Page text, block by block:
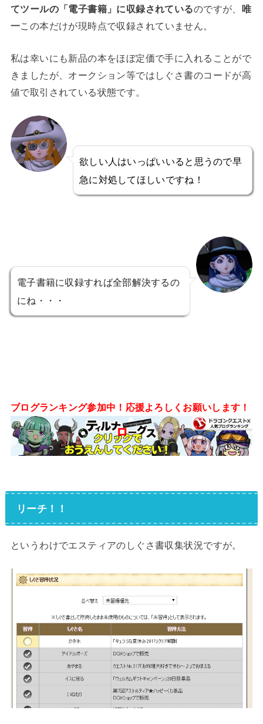
てツールの「電子書籍」に収録されているのですが、 唯
一この本だけが現時点で収録されていません。
私は幸いにも新品の本をほぼ定価で手に入れることがで
きましたが、オークション等ではしぐさ書のコードが高
値で取引されている状態です。
欲しい人はいっぱいいると思うので早
急に対処してほしいですね！
電子書籍に収録すれば全部解決するの
にね・・・
ブログランキング参加中！応援よろしくお願いします！
リーチ！！
というわけでエスティアのしぐさ書収集状況ですが。